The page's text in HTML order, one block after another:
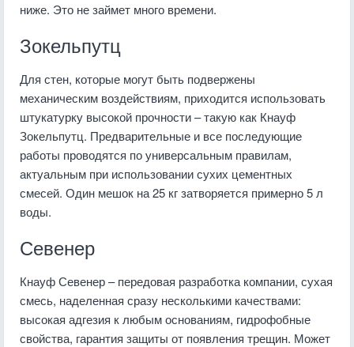
ниже. Это не займет много времени.
Зокельпутц
Для стен, которые могут быть подвержены
механическим воздействиям, приходится использовать
штукатурку высокой прочности – такую как Кнауф
Зокельпутц. Предварительные и все последующие
работы проводятся по универсальным правилам,
актуальным при использовании сухих цементных
смесей. Один мешок на 25 кг затворяется примерно 5 л
воды.
Севенер
Кнауф Севенер – передовая разработка компании, сухая
смесь, наделенная сразу несколькими качествами:
высокая адгезия к любым основаниям, гидрофобные
свойства, гарантия защиты от появления трещин. Может